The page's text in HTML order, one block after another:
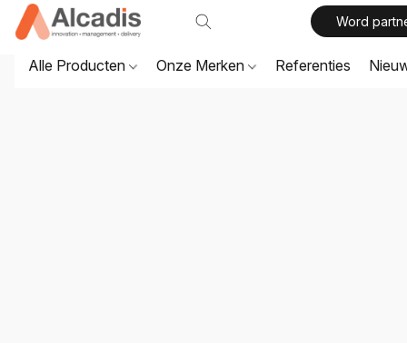
Word
Alle Producten Onze Merken Referenties